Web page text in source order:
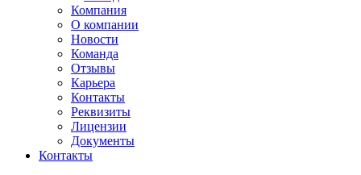
Компания
О компании
Новости
Команда
Отзывы
Карьера
Контакты
Реквизиты
Лицензии
Документы
Контакты